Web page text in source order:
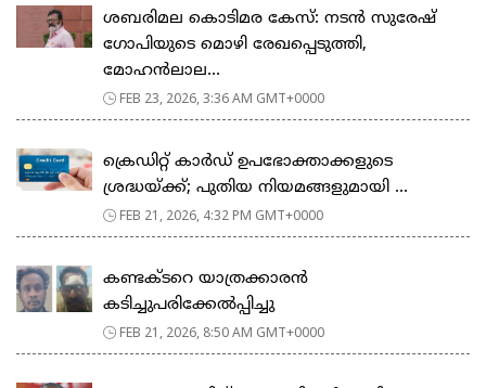
ശബരിമല കൊടിമര കേസ്: നടൻ സുരേഷ്
ഗോപിയുടെ മൊഴി രേഖപ്പെടുത്തി,
മോഹൻലാല...
FEB 23, 2026, 3:36 AM GMT+0000
ക്രെഡിറ്റ് കാർഡ് ഉപഭോക്താക്കളുടെ
ശ്രദ്ധയ്ക്ക്; പുതിയ നിയമങ്ങളുമായി ...
FEB 21, 2026, 4:32 PM GMT+0000
കണ്ടക്ടറെ യാത്രക്കാരൻ
കടിച്ചുപരിക്കേൽപ്പിച്ചു
FEB 21, 2026, 8:50 AM GMT+0000